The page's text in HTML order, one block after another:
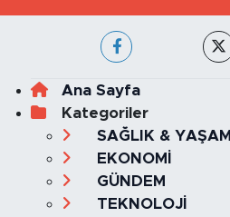
Ana Sayfa
Kategoriler
SAĞLIK & YAŞAM
EKONOMİ
GÜNDEM
TEKNOLOJİ